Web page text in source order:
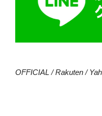
OFFICIAL /Rakuten/